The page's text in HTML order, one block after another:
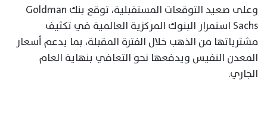
وعلى صعيد التوقعات المستقبلية، توقع بنك Goldman
Sachs استمرار البنوك المركزية العالمية في تكثيف
مشترياتها من الذهب خلال الفترة المقبلة، بما يدعم أسعار
المعدن النفيس ويدفعها نحو التعافي بنهاية العام
الجاري.